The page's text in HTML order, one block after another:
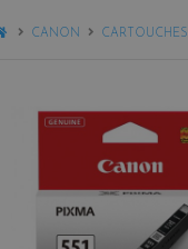
HOMECANON CARTOUCHES